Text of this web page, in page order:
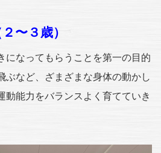
〜３歳）
になってもらうことを第一の目的
ぶなど、ざまざまな身体の動かし
動能力をバランスよく育てていき